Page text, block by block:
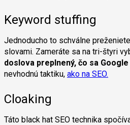
Keyword stuffing
Jednoducho to schválne
slovami. Zameráte sa na tri-štyri
doslova preplnený, čo sa Google
nevhodnú taktiku, ako na SEO.
Cloaking
Táto black hat SEO technika